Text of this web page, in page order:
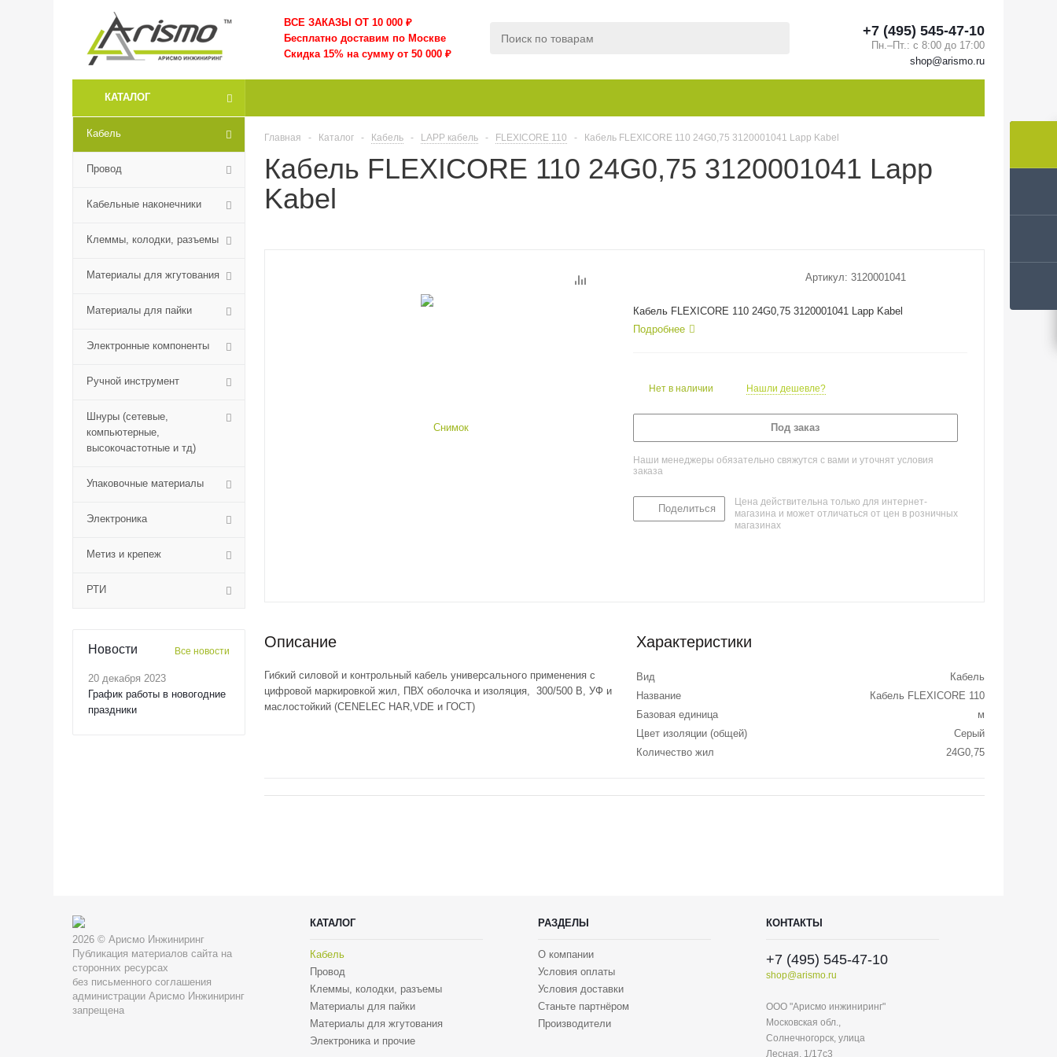
ВСЕ ЗАКАЗЫ ОТ 10 000 ₽
Бесплатно доставим по Москве
Скидка 15% на сумму от 50 000 ₽
+7 (495) 545-47-10
Пн.–Пт.: с 8:00 до 17:00
shop@arismo.ru
КАТАЛОГ
Кабель
Провод
Кабельные наконечники
Клеммы, колодки, разъемы
Материалы для жгутования
Материалы для пайки
Электронные компоненты
Ручной инструмент
Шнуры (сетевые,
компьютерные,
высокочастотные и тд)
Упаковочные материалы
Электроника
Метиз и крепеж
РТИ
Новости Все новости
20 декабря 2023
График работы в новогодние
праздники
Главная - Каталог - Кабель - LAPP кабель - FLEXICORE 110 - Кабель FLEXICORE 110 24G0,75 3120001041 Lapp Kabel
Кабель FLEXICORE 110 24G0,75 3120001041 Lapp
Kabel
Артикул: 3120001041
Кабель FLEXICORE 110 24G0,75 3120001041 Lapp Kabel
Подробнее
Нет в наличии Нашли дешевле?
Под заказ
Наши менеджеры обязательно свяжутся с вами и уточнят условия
заказа
Поделиться
Цена действительна только для интернет-
магазина и может отличаться от цен в розничных
магазинах
Описание
Гибкий силовой и контрольный кабель универсального применения с
цифровой маркировкой жил, ПВХ оболочка и изоляция, 300/500 В, УФ и
маслостойкий (CENELEC HAR,VDE и ГОСТ)
Характеристики
Вид
Кабель
Название
Кабель FLEXICORE 110
Базовая единица
м
Цвет изоляции (общей)
Серый
Количество жил
24G0,75
2026 © Арисмо Инжиниринг
Публикация материалов сайта на
сторонних ресурсах
без письменного соглашения
администрации Арисмо Инжиниринг
запрещена
КАТАЛОГ
Кабель
Провод
Клеммы, колодки, разъемы
Материалы для пайки
Материалы для жгутования
Электроника и прочие
РАЗДЕЛЫ
О компании
Условия оплаты
Условия доставки
Станьте партнёром
Производители
КОНТАКТЫ
+7 (495) 545-47-10
shop@arismo.ru
ООО "Арисмо инжиниринг"
Московская обл.,
Солнечногорск, улица
Лесная, 1/17с3